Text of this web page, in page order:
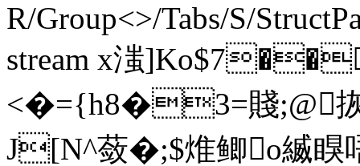
R/Group<>/Tabs/S/
stream x滍
<�={h8�3=賤;@
J[N^蔹�;$焳鲫o縅瞁